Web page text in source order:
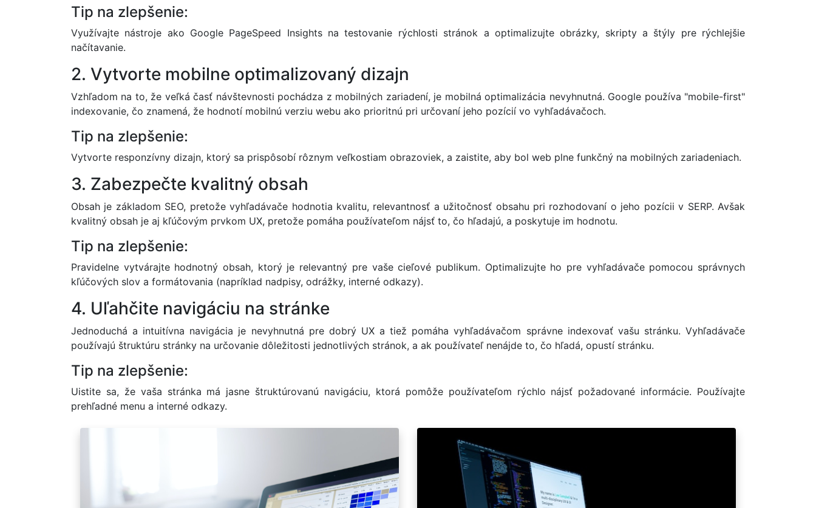
Tip na zlepšenie:
Využívajte nástroje ako Google PageSpeed Insights na testovanie rýchlosti stránok a optimalizujte obrázky, skripty a štýly pre rýchlejšie
načítavanie.
2. Vytvorte mobilne optimalizovaný dizajn
Vzhľadom na to, že veľká časť návštevnosti pochádza z mobilných zariadení, je mobilná optimalizácia nevyhnutná. Google používa "mobile-first"
indexovanie, čo znamená, že hodnotí mobilnú verziu webu ako prioritnú pri určovaní jeho pozícií vo vyhľadávačoch.
Tip na zlepšenie:
Vytvorte responzívny dizajn, ktorý sa prispôsobí rôznym veľkostiam obrazoviek, a zaistite, aby bol web plne funkčný na mobilných zariadeniach.
3. Zabezpečte kvalitný obsah
Obsah je základom SEO, pretože vyhľadávače hodnotia kvalitu, relevantnosť a užitočnosť obsahu pri rozhodovaní o jeho pozícii v SERP. Avšak
kvalitný obsah je aj kľúčovým prvkom UX, pretože pomáha používateľom nájsť to, čo hľadajú, a poskytuje im hodnotu.
Tip na zlepšenie:
Pravidelne vytvárajte hodnotný obsah, ktorý je relevantný pre vaše cieľové publikum. Optimalizujte ho pre vyhľadávače pomocou správnych
kľúčových slov a formátovania (napríklad nadpisy, odrážky, interné odkazy).
4. Uľahčite navigáciu na stránke
Jednoduchá a intuitívna navigácia je nevyhnutná pre dobrý UX a tiež pomáha vyhľadávačom správne indexovať vašu stránku. Vyhľadávače
používajú štruktúru stránky na určovanie dôležitosti jednotlivých stránok, a ak používateľ nenájde to, čo hľadá, opustí stránku.
Tip na zlepšenie:
Uistite sa, že vaša stránka má jasne štruktúrovanú navigáciu, ktorá pomôže používateľom rýchlo nájsť požadované informácie. Používajte
prehľadné menu a interné odkazy.